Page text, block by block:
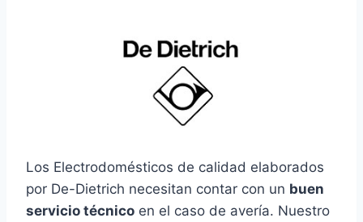
Los Electrodomésticos de calidad elaborados
por De-Dietrich necesitan contar con un buen
servicio técnico en el caso de avería. Nuestro